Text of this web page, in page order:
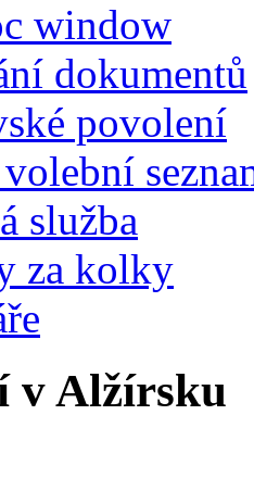
dokumentů
povolení
služba
za kolky
v Alžírsku